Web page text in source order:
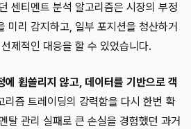
센티멘트 분석 알고리즘은 시장의 부정
미리 감지하고, 일부 포지션을 청산하거
제적인 대응을 할 수 있었습니다.
에 휩쓸리지 않고, 데이터를 기반으로 객
리즘 트레이딩의 강력함을 다시 한번 확
탈 관리 실패로 큰 손실을 경험했던 과거